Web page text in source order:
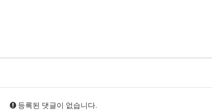
등록된 댓글이 없습니다.